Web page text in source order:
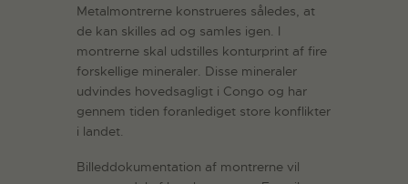
Metalmontrerne konstrueres således, at
de kan skilles ad og samles igen. I
montrerne skal udstilles konturprint af fire
forskellige mineraler. Disse mineraler
udvindes hovedsagligt i Congo og har
gennem tiden foranlediget store konflikter
i landet.
Billeddokumentation af montrerne vil